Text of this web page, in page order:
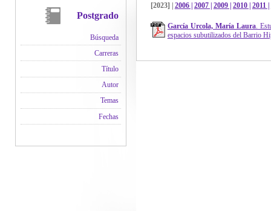
Postgrado
Búsqueda
Carreras
Título
Autor
Temas
Fechas
[2023] | 2006 | 2007 | 2009 | 2010 | 2011 |
García Urcola, María Laura.
espacios subutilizados del Barrio